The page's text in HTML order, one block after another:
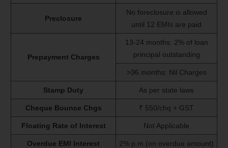
Preclosure
No foreclosure is allowed
until 12 EMIs are paid
Prepayment Charges
13-24 months: 2% of loan
principal outstanding
>36 months: Nil Charges
Stamp Duty As per state laws
Cheque Bounce Chgs ₹ 550/chq + GST
Floating Rate of Interest Not Applicable
Overdue EMI Interest 2% p.m.(on overdue amount)